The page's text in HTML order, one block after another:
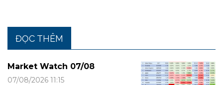
ĐỌC THÊM
Market Watch 07/08
07/08/2026 11:15